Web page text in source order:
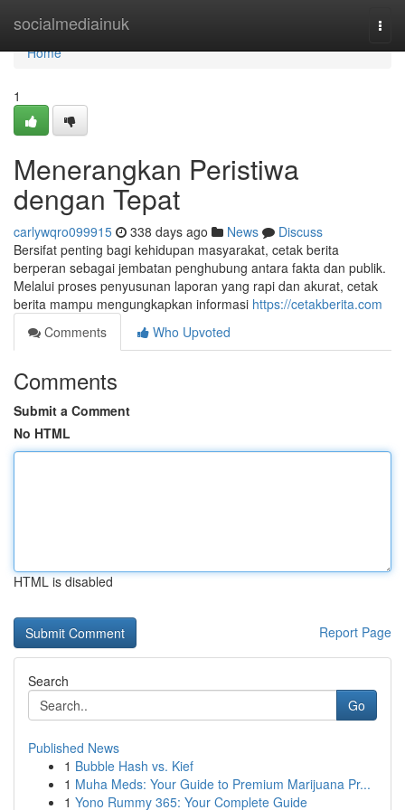
socialmediainuk
Home
Home
1
Menerangkan Peristiwa
dengan Tepat
carlywqro099915 338 days ago News
Discuss
Bersifat penting bagi kehidupan masyarakat, cetak berita
berperan sebagai jembatan penghubung antara fakta dan publik.
Melalui proses penyusunan laporan yang rapi dan akurat, cetak
berita mampu mengungkapkan informasi https://cetakberita.com
Comments
Who Upvoted
Comments
Submit a Comment
No HTML
HTML is disabled
Report Page
Search
Go
Published News
1 Bubble Hash vs. Kief
1 Muha Meds: Your Guide to Premium Marijuana Pr...
1 Yono Rummy 365: Your Complete Guide